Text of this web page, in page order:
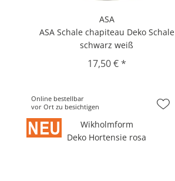
ASA
ASA Schale chapiteau Deko Schale
schwarz weiß
17,50 € *
Online bestellbar
vor Ort zu besichtigen
Wikholmform
Deko Hortensie rosa